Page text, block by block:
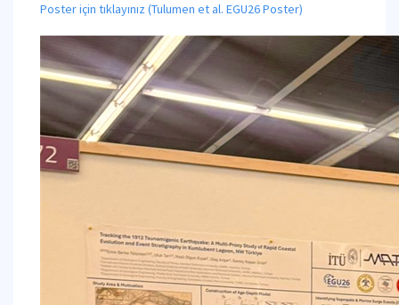
Poster için tıklayınız (Tulumen et al. EGU26 Poster)